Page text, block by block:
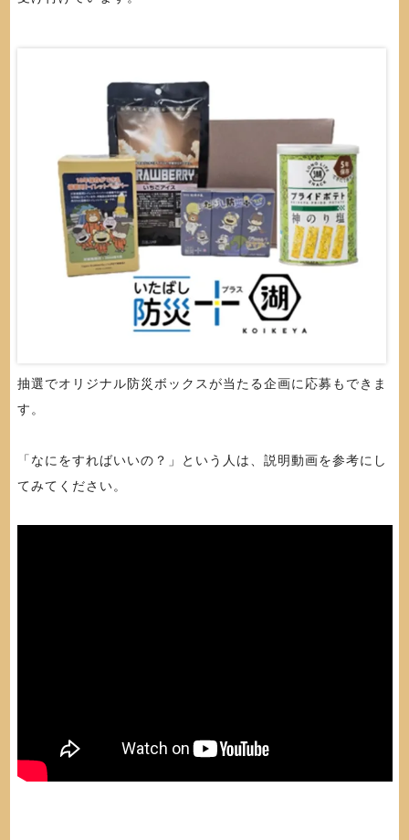
抽選でオリジナル防災ボックスが当たる企画に応募もできま
す。
「なにをすればいいの？」という人は、説明動画を参考にし
てみてください。